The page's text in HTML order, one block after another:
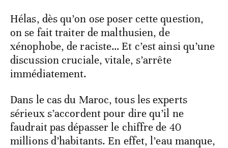
Hélas, dès qu’on ose poser cette question,
on se fait traiter de malthusien, de
xénophobe, de raciste… Et c’est ainsi qu’une
discussion cruciale, vitale, s’arrête
immédiatement.
Dans le cas du Maroc, tous les experts
sérieux s’accordent pour dire qu’il ne
faudrait pas dépasser le chiffre de 40
millions d’habitants. En effet, l’eau manque,